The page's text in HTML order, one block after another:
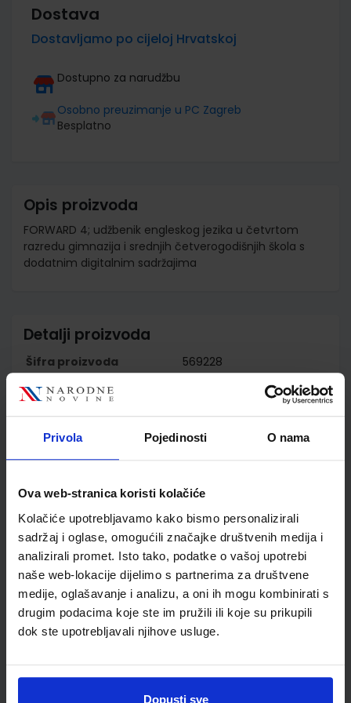
Privola Pojedinosti O nama
Ova web-stranica koristi kolačiće
Kolačiće upotrebljavamo kako bismo personalizirali
sadržaj i oglase, omogućili značajke društvenih medija i
analizirali promet. Isto tako, podatke o vašoj upotrebi
naše web-lokacije dijelimo s partnerima za društvene
medije, oglašavanje i analizu, a oni ih mogu kombinirati s
drugim podacima koje ste im pružili ili koje su prikupili
dok ste upotrebljavali njihove usluge.
Dopusti sve
Dostava
Dostavljamo po cijeloj Hrvatskoj
Dostupno za narudžbu
Osobno preuzimanje u PC Zagreb
Besplatno
Opis proizvoda
FORWARD 4; udžbenik engleskog jezika u četvrtom
razredu gimnazija i srednjih četverogodišnjih škola s
dodatnim digitalnim sadržajima
Detalji proizvoda
Šifra proizvoda
569228
Nakladnik
ŠKOLSKA KNJIGA d.d.
Pavličević
Školski razred
Nastavni predmet
ENGLESKI JEZIK
Reg br min
7623